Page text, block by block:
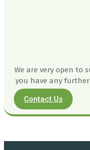
We are very open to
you have any
Contact Us